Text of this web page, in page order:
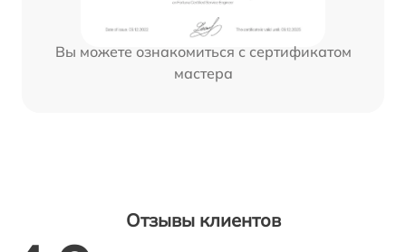
Вы можете ознакомиться с сертификатом
мастера
Отзывы клиентов